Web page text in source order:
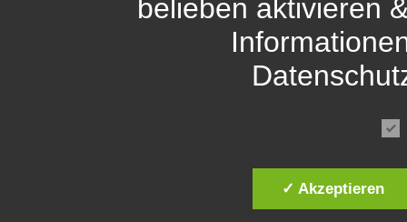
belieben aktivieren
✓ Akzeptieren